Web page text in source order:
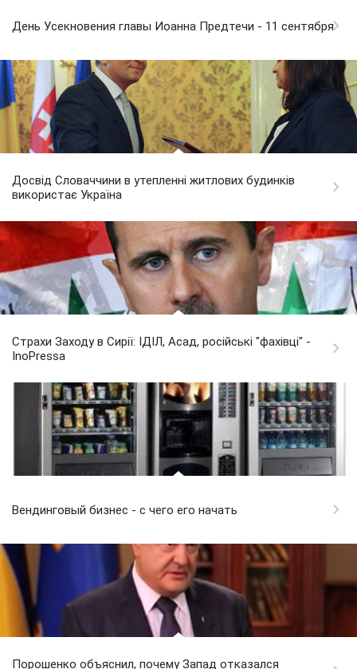
День Усекновения главы Иоанна Предтечи - 11 сентября
Досвід Словаччини в утепленні житлових будинків
використає Україна
Страхи Заходу в Сирії: ІДІЛ, Асад, російські "фахівці" -
InoPressa
Вендинговый бизнес - с чего его начать
Порошенко объяснил, почему Запад отказался